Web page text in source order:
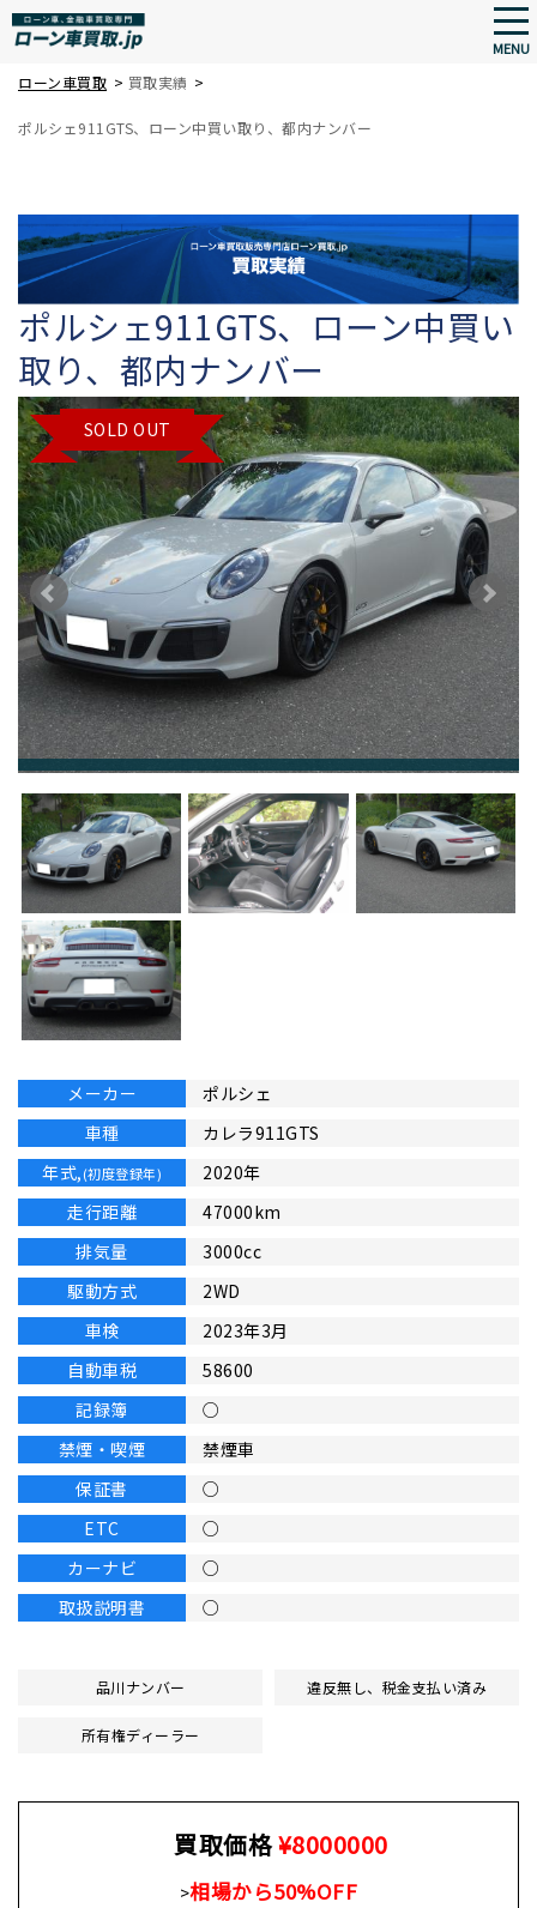
Skip
MENU
ローン車買取 > 買取実績 >
ポルシェ911GTS、ローン中買い取り、都内ナンバー
ポルシェ911GTS、ローン中買い
取り、都内ナンバー
SOLD OUT
メーカー
ポルシェ
車種
カレラ911GTS
年式,(初度登録年)
2020年
走行距離
47000km
排気量
3000cc
駆動方式
2WD
車検
2023年3月
自動車税
58600
記録簿
○
禁煙・喫煙
禁煙車
保証書
○
ETC
○
カーナビ
○
取扱説明書
○
品川ナンバー 違反無し、税金支払い済み
所有権ディーラー
買取価格¥8000000
>相場から50%OFF